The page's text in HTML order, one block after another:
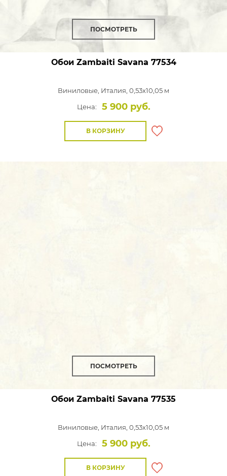
ПОСМОТРЕТЬ
Обои Zambaiti Savana 77534
Виниловые, Италия, 0,53x10,05 м
Цена:
5 900 руб.
В КОРЗИНУ
ПОСМОТРЕТЬ
Обои Zambaiti Savana 77535
Виниловые, Италия, 0,53x10,05 м
Цена:
5 900 руб.
В КОРЗИНУ